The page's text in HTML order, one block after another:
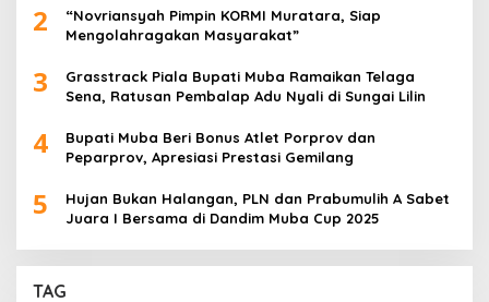
2
“Novriansyah Pimpin KORMI Muratara, Siap
Mengolahragakan Masyarakat”
3
Grasstrack Piala Bupati Muba Ramaikan Telaga
Sena, Ratusan Pembalap Adu Nyali di Sungai Lilin
4
Bupati Muba Beri Bonus Atlet Porprov dan
Peparprov, Apresiasi Prestasi Gemilang
5
Hujan Bukan Halangan, PLN dan Prabumulih A Sabet
Juara I Bersama di Dandim Muba Cup 2025
TAG